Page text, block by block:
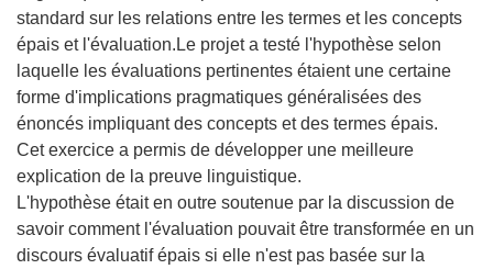
standard sur les relations entre les termes et les concepts
épais et l'évaluation.Le projet a testé l'hypothèse selon
laquelle les évaluations pertinentes étaient une certaine
forme d'implications pragmatiques généralisées des
énoncés impliquant des concepts et des termes épais.
Cet exercice a permis de développer une meilleure
explication de la preuve linguistique.
L'hypothèse était en outre soutenue par la discussion de
savoir comment l'évaluation pouvait être transformée en un
discours évaluatif épais si elle n'est pas basée sur la